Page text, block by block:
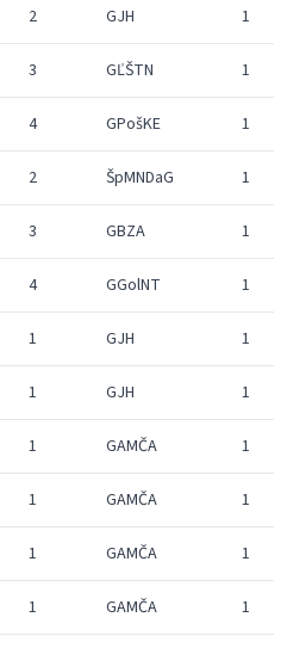
2 GJH 1
3 GĽŠTN 1
4 GPošKE 1
2 ŠpMNDaG 1
3 GBZA 1
4 GGolNT 1
1 GJH 1
1 GJH 1
1 GAMČA 1
1 GAMČA 1
1 GAMČA 1
1 GAMČA 1